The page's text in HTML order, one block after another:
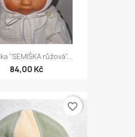
"SEMIŠKA růžová"...
84,00 Kč
favorite_border